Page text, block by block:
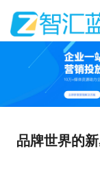
品牌世界的